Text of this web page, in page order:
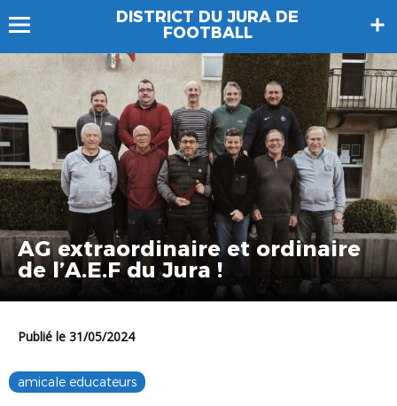
DISTRICT DU JURA DE
FOOTBALL
AG extraordinaire et ordinaire
de l’A.E.F du Jura !
Publié le 31/05/2024
amicale educateurs